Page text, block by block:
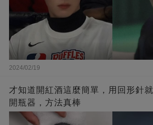
2024/02/19
才知道開紅酒這麼簡單，用回形針
開瓶器，方法真棒